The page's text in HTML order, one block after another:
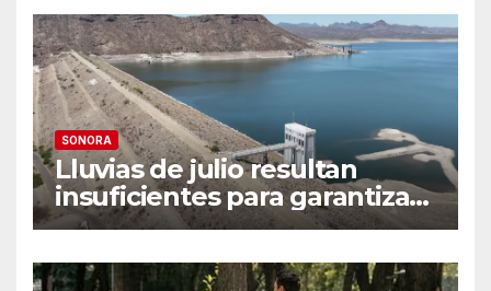
SONORA
Lluvias de julio resultan
insuficientes para garantizar
el ciclo agrícola en el Valle